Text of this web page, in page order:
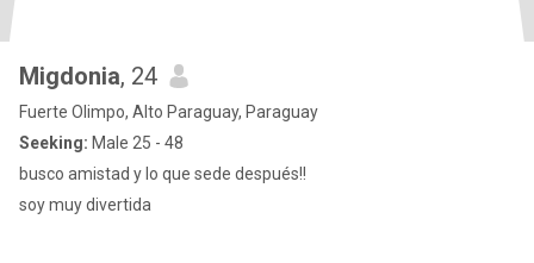
Migdonia, 24
Fuerte Olimpo, Alto Paraguay, Paraguay
Seeking: Male 25 - 48
busco amistad y lo que sede después!!
soy muy divertida